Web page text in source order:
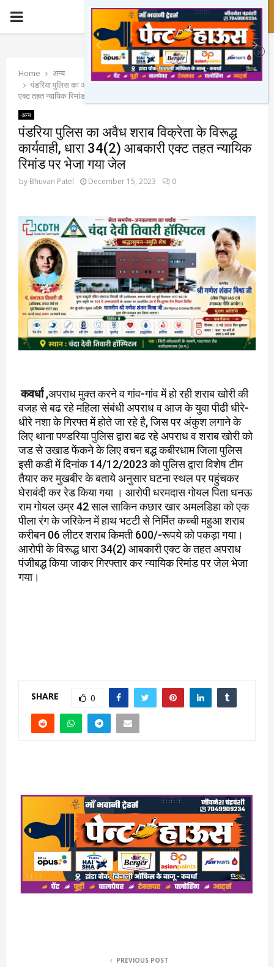
PRIMARY
Home
अन्य
पंडरिया पुलिस का अवैध शराब विक्रेता के विरूद्ध कार्यवाही, धारा 34(2) आबकारी
एक्ट तहत न्यायिक रिमांड पर भेजा गया जेल
अन्य
पंडरिया पुलिस का अवैध शराब विक्रेता के विरूद्ध
कार्यवाही, धारा 34(2) आबकारी एक्ट तहत न्यायिक
रिमांड पर भेजा गया जेल
by Bhuvan Patel December 15, 2023 0
कवर्धा,अपराध मुक्त करने व गांव-गांव में हो रही शराब खोरी की
वजह से बढ रहे महिला संबंधी अपराध व आज के युवा पीढी धीरे-
धीरे नशा के गिरफ्त में होते जा रहे है, जिस पर अंकुश लगाने के
लिए थाना पण्डरिया पुलिस द्वारा बढ रहे अपराध व शराब खोरी को
जड से उखाड फेंकने के लिए वचन बद्ध कबीरधाम जिला पुलिस
इसी कडी में दिनांक 14/12/2023 को पुलिस द्वारा विशेष टीम
तैयार कर मुखबीर के बताये अनुसार घटना स्थल पर पहुंचकर
घेराबंदी कर रेड किया गया । आरोपी धरमदास गोयल पिता धनऊ
राम गोयल उम्र 42 साल साकिन कछार खार अमलडिहा को एक
पीला रंग के जरिकेन में हाथ भटटी से निर्मित कच्ची महुआ शराब
करीबन 06 लीटर शराब किमती 600/-रूपये को पकड़ा गया।
आरोपी के विरूद्ध धारा 34(2) आबकारी एक्ट के तहत अपराध
पंजीबद्ध किया जाकर गिरफ्तार कर न्यायिक रिमांड पर जेल भेजा
गया।
SHARE 0
PREVIOUS POST